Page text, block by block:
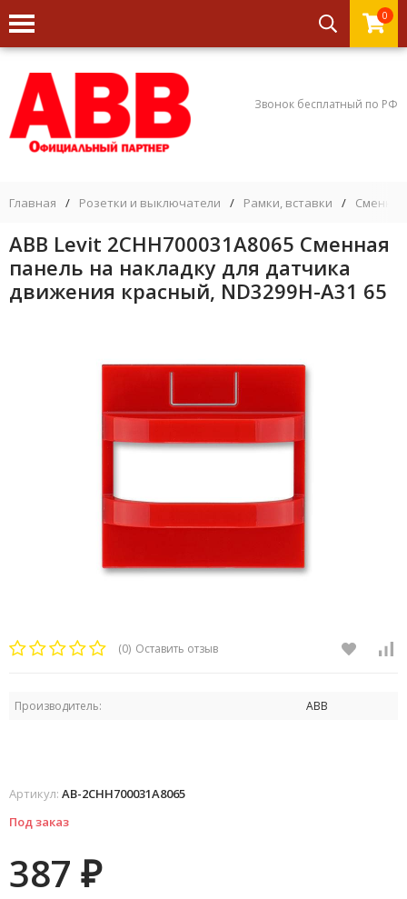
0
Звонок бесплатный по РФ
Главная / Розетки и выключатели / Рамки, вставки /
ABB Levit 2CHH700031A8065 Сменная
панель на накладку для датчика
движения красный, ND3299H-A31 65
(0) Оставить отзыв
Производитель: ABB
Артикул: AB-2CHH700031A8065
Под заказ
387 ₽